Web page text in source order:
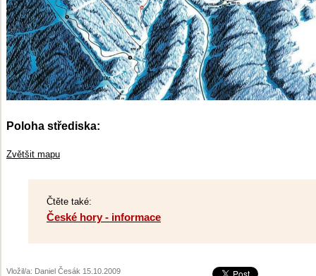
Poloha střediska:
Zvětšit mapu
Čtěte také:
České hory - informace
Vložil/a: Daniel Česák 15.10.2009